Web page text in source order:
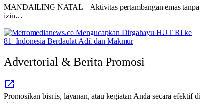
MANDAILING NATAL – Aktivitas pertambangan emas tanpa
izin…
Advertorial & Berita Promosi
Promosikan bisnis, layanan, atau kegiatan Anda secara efektif di